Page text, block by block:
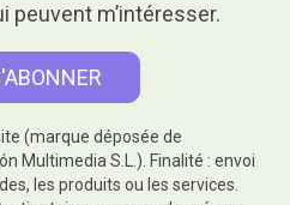
peuvent m’intéresser.
(marque déposée de
Multimedia S.L.). Finalité : envoi
les produits ou les services.